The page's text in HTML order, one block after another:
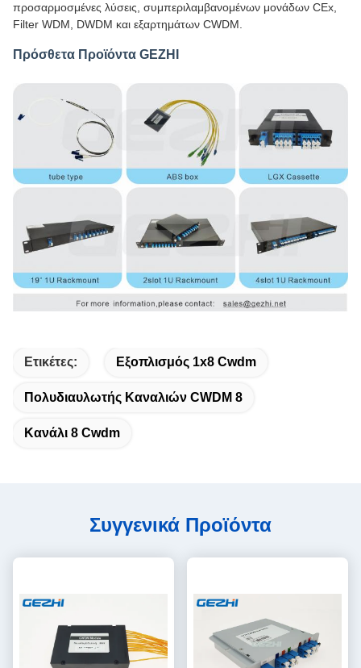
προσαρμοσμένες λύσεις, συμπεριλαμβανομένων μονάδων CEx,
Filter WDM, DWDM και εξαρτημάτων CWDM.
Πρόσθετα Προϊόντα GEZHI
Ετικέτες: Εξοπλισμός 1x8 Cwdm
Πολυδιαυλωτής Καναλιών CWDM 8
Κανάλι 8 Cwdm
Συγγενικά Προϊόντα